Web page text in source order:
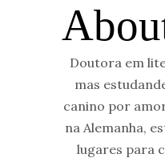
Doutora em
mas
canino por
na Alemanha,
lugares para